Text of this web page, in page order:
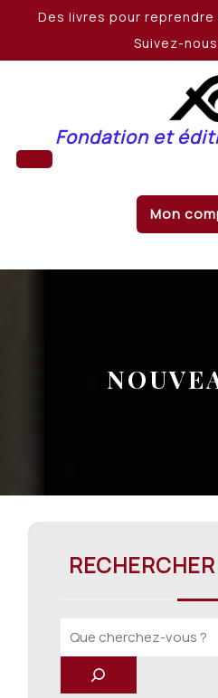
Des livres pour
Suivez-
Fondation et
Mon